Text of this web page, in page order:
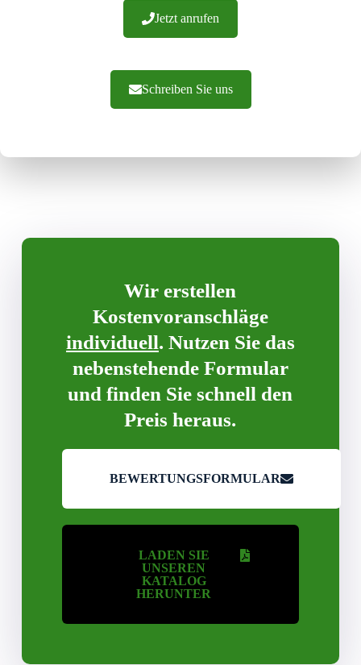
Jetzt anrufen
Schreiben Sie uns
Wir erstellen
Kostenvoranschläge
individuell. Nutzen Sie das
nebenstehende Formular
und finden Sie schnell den
Preis heraus.
BEWERTUNGSFORMULAR
LADEN SIE
UNSEREN
KATALOG
HERUNTER